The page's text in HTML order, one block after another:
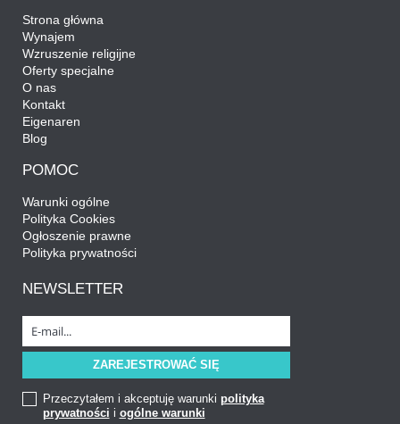
Strona główna
Wynajem
Wzruszenie religijne
Oferty specjalne
O nas
Kontakt
Eigenaren
Blog
POMOC
Warunki ogólne
Polityka Cookies
Ogłoszenie prawne
Polityka prywatności
NEWSLETTER
Przeczytałem i akceptuję warunki polityka
prywatności i ogólne warunki